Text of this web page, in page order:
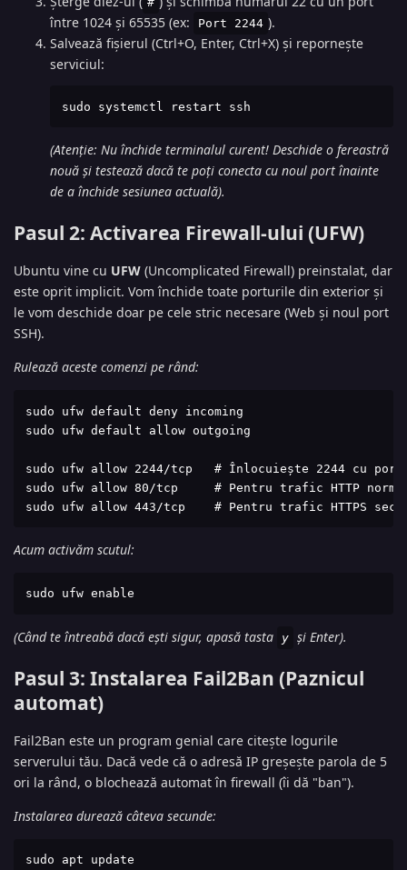
între 1024 și 65535 (ex:
Port 2244 ).
Salvează fișierul (Ctrl+O, Enter, Ctrl+X) și repornește
serviciul:
sudo systemctl restart ssh
(Atenție: Nu închide terminalul curent! Deschide o fereastră
nouă și testează dacă te poți conecta cu noul port înainte
de a închide sesiunea actuală).
Pasul 2: Activarea Firewall-ului (UFW)
Ubuntu vine cu UFW (Uncomplicated Firewall) preinstalat, dar
este oprit implicit. Vom închide toate porturile din exterior și
le vom deschide doar pe cele stric necesare (Web și noul port
SSH).
Rulează aceste comenzi pe rând:
sudo ufw default deny incoming
sudo ufw default allow outgoing
sudo ufw allow 2244/tcp   # Înlocuiește 2244 cu
sudo ufw allow 80/tcp     # Pentru trafic HTTP
sudo ufw allow 443/tcp    # Pentru trafic HTTPS
Acum activăm scutul:
sudo ufw enable
(Când te întreabă dacă ești sigur, apasă tasta y și Enter).
Pasul 3: Instalarea Fail2Ban (Paznicul
automat)
Fail2Ban este un program genial care citește logurile
serverului tău. Dacă vede că o adresă IP greșește parola de 5
ori la rând, o blochează automat în firewall (îi dă "ban").
Instalarea durează câteva secunde:
sudo apt update